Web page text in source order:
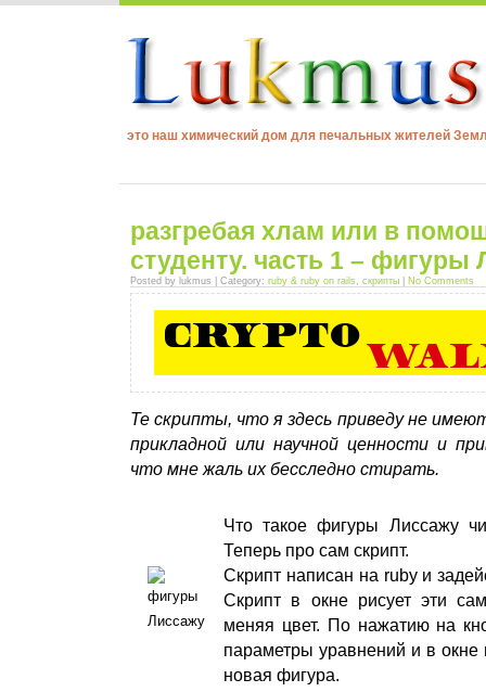
это наш химический дом для печальных жителей
разгребая хлам или в
студенту. часть 1 – фигуры
Posted by lukmus | Category: ruby & ruby on rails, скрипты No Comments
Те скрипты, что я здесь приведу не
прикладной или научной ценности и
что мне жаль их бесследно стирать.
Что такое фигуры Лиссажу
Теперь про сам скрипт.
Скрипт написан на ruby и
Скрипт в окне рисует эти
меняя цвет. По нажатию на
параметры уравнений и в окне
новая фигура.